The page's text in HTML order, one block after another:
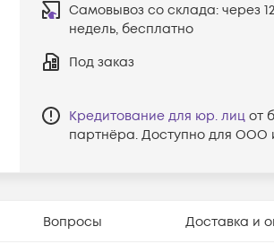
Самовывоз со склада: через 12
недель, бесплатно
Под заказ
Кредитование для юр. лиц от
партнёра. Доступно для ООО
Вопросы Доставка и